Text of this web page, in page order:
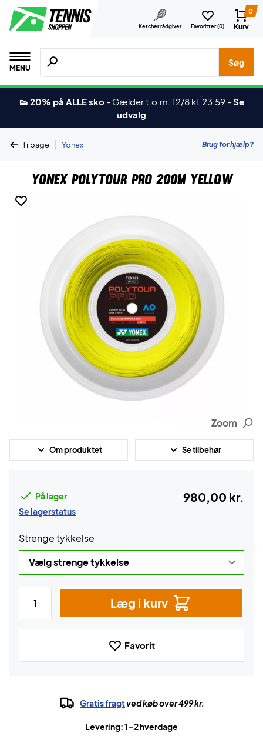
Ketcher rådgiver Favoritter (0)
0
Kurv
MENU
Søg efter produkter, mærker etc.
Søg
👟 20% på ALLE sko - Gælder t.o.m. 12/8 kl. 23:59 -Se
udvalg
Tilbage | Yonex Brug for hjælp?
Yonex Polytour Pro 200M Yellow
Zoom
Om produktet Se tilbehør
På lager
Se lagerstatus
980,00 kr.
Strenge tykkelse
Læg i kurv
Favorit
Gratis fragtved køb over 499 kr.
Levering: 1-2 hverdage